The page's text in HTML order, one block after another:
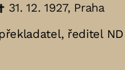
31. 12. 1927, Praha
, ředitel ND